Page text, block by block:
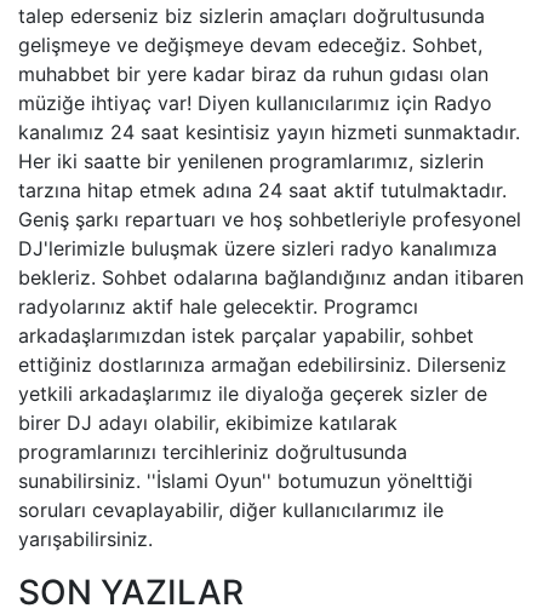
talep ederseniz biz sizlerin amaçları doğrultusunda
gelişmeye ve değişmeye devam edeceğiz. Sohbet,
muhabbet bir yere kadar biraz da ruhun gıdası olan
müziğe ihtiyaç var! Diyen kullanıcılarımız için Radyo
kanalımız 24 saat kesintisiz yayın hizmeti sunmaktadır.
Her iki saatte bir yenilenen programlarımız, sizlerin
tarzına hitap etmek adına 24 saat aktif tutulmaktadır.
Geniş şarkı repartuarı ve hoş sohbetleriyle profesyonel
DJ'lerimizle buluşmak üzere sizleri radyo kanalımıza
bekleriz. Sohbet odalarına bağlandığınız andan itibaren
radyolarınız aktif hale gelecektir. Programcı
arkadaşlarımızdan istek parçalar yapabilir, sohbet
ettiğiniz dostlarınıza armağan edebilirsiniz. Dilerseniz
yetkili arkadaşlarımız ile diyaloğa geçerek sizler de
birer DJ adayı olabilir, ekibimize katılarak
programlarınızı tercihleriniz doğrultusunda
sunabilirsiniz. ''İslami Oyun'' botumuzun yönelttiği
soruları cevaplayabilir, diğer kullanıcılarımız ile
yarışabilirsiniz.
SON YAZILAR